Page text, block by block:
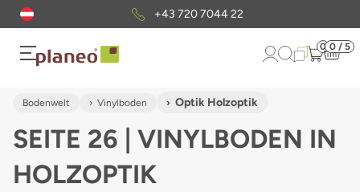
KostenloserMusterversand
0 0 / 5
Bodenwelt Vinylboden Optik Holzoptik
SEITE 26 | VINYLBODEN IN
HOLZOPTIK